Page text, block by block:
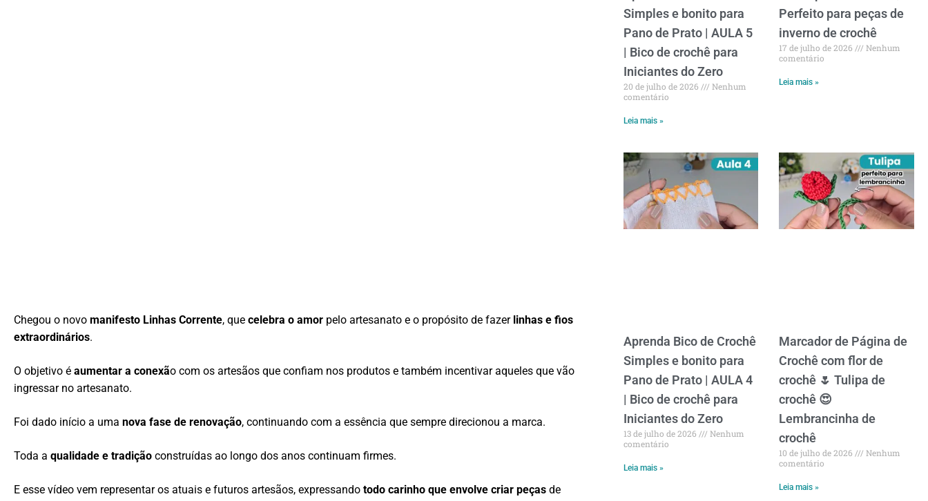
Simples e bonito para
Pano de Prato | AULA 5
| Bico de crochê para
Iniciantes do Zero
20 de julho de 2026
Nenhum
comentário
Leia mais »
Perfeito para peças de
inverno de crochê
17 de julho de 2026
Nenhum
comentário
Leia mais »
Aprenda Bico de Crochê
Simples e bonito para
Pano de Prato | AULA 4
| Bico de crochê para
Iniciantes do Zero
13 de julho de 2026
Nenhum
comentário
Leia mais »
Marcador de Página de
Crochê com flor de
crochê 🌷 Tulipa de
crochê 😍
Lembrancinha de
crochê
10 de julho de 2026
Nenhum
comentário
Leia mais »
Chegou o novomanifesto Linhas Corrente, quecelebra o amor pelo artesanato e o propósito de fazer linhas e fios
extraordinários.
O objetivo éaumentar a conexão com os artesãos que confiam nos produtos e também incentivar aqueles que vão
ingressar no artesanato.
Foi dado início a umanova fase de renovação, continuando com a essência que sempre direcionou a marca.
Toda aqualidade e tradição construídas ao longo dos anos continuam firmes.
E esse vídeo vem representar os atuais e futuros artesãos, expressandotodo carinho que envolve criar peças de